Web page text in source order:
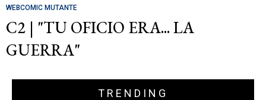
WEBCOMIC MUTANTE
C2 | "TU OFICIO ERA... LA
GUERRA"
TRENDING